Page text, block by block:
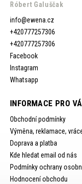
Róbert Galuščak
info@ewena.cz
+420777257306
+420777257306
Facebook
Instagram
Whatsapp
INFORMACE PRO
Obchodní podmínky
Výměna, reklamace,
Doprava a platba
Kde hledat email od nás
Podmínky ochrany
Hodnocení obchodu